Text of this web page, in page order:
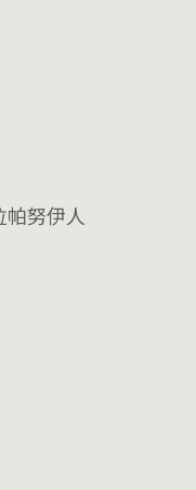
努伊人